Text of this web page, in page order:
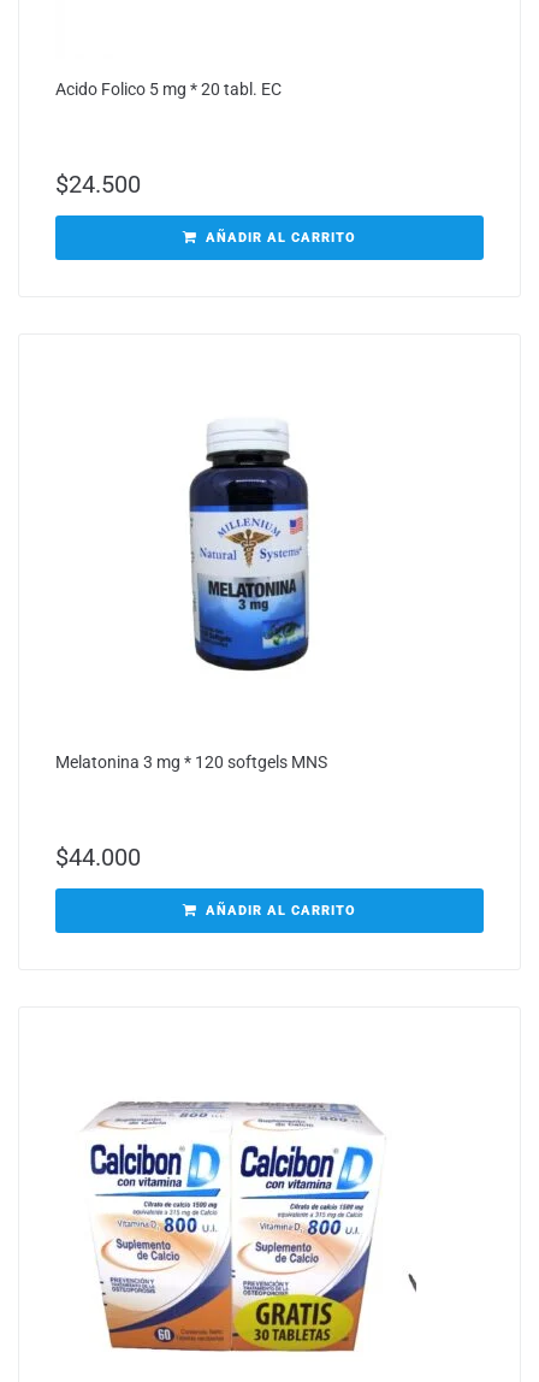
Acido Folico 5 mg * 20 tabl. EC
$24.500
AÑADIR AL CARRITO
Melatonina 3 mg * 120 softgels MNS
$44.000
AÑADIR AL CARRITO